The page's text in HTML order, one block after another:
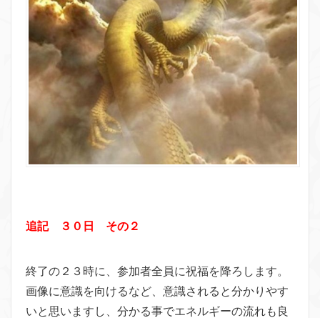
追記 ３０日 その２
終了の２３時に、参加者全員に祝福を降ろします。
画像に意識を向けるなど、意識されると分かりやす
いと思いますし、分かる事でエネルギーの流れも良